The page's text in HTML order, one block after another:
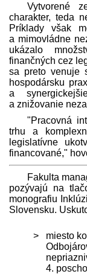
Vytvorené
charakter, teda
Príklady však
a mimovládne
ukázalo
finančných cez
sa preto venuje
hospodársku
a
a znižovanie
"Pracovná
trhu a
legislatívne
financované,"
Fakulta
pozývajú na
monografiu
Slovensku.
miesto
4.